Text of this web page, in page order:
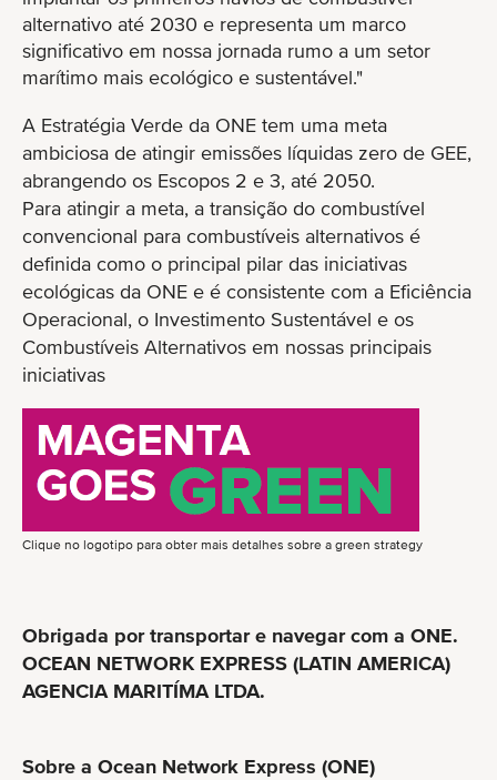
alternativo até 2030 e representa um marco
significativo em nossa jornada rumo a um setor
marítimo mais ecológico e sustentável."
A Estratégia Verde da ONE tem uma meta
ambiciosa de atingir emissões líquidas zero de GEE,
abrangendo os Escopos 2 e 3, até 2050.
Para atingir a meta, a transição do combustível
convencional para combustíveis alternativos é
definida como o principal pilar das iniciativas
ecológicas da ONE e é consistente com a Eficiência
Operacional, o Investimento Sustentável e os
Combustíveis Alternativos em nossas principais
iniciativas
Clique no logotipo para obter mais detalhes sobre a green strategy
Obrigada por transportar e navegar com a ONE.
OCEAN NETWORK EXPRESS (LATIN AMERICA)
AGENCIA MARITÍMA LTDA.
Sobre a Ocean Network Express (ONE)